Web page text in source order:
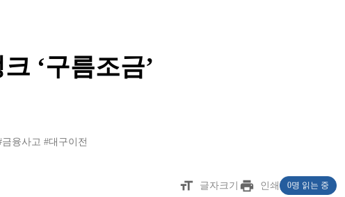
‘구름조금’
금융사고 #대구이전
format_size 글자크기 print 인쇄 0명 읽는 중